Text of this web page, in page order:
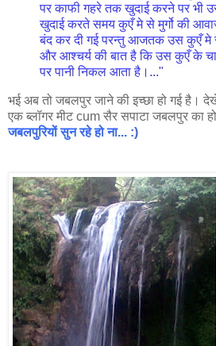
पर काफी गहरे तक खुदाई करने पर भी
खुदाई करते समय कुएँ मे से मुर्गो की
बंद कर दी गई परन्तु आजतक उस कुएँ मे
और आश्चर्य की बात है कि उस कुएँ के
पर पानी निकल आता है।..."
भई अब तो जबलपुर जाने की इच्छा हो गई है।
एक ब्लॉगर मीट cum सैर सपाटा जबलपुर का
जबलपुरियों सुन रहे हो ना... :)